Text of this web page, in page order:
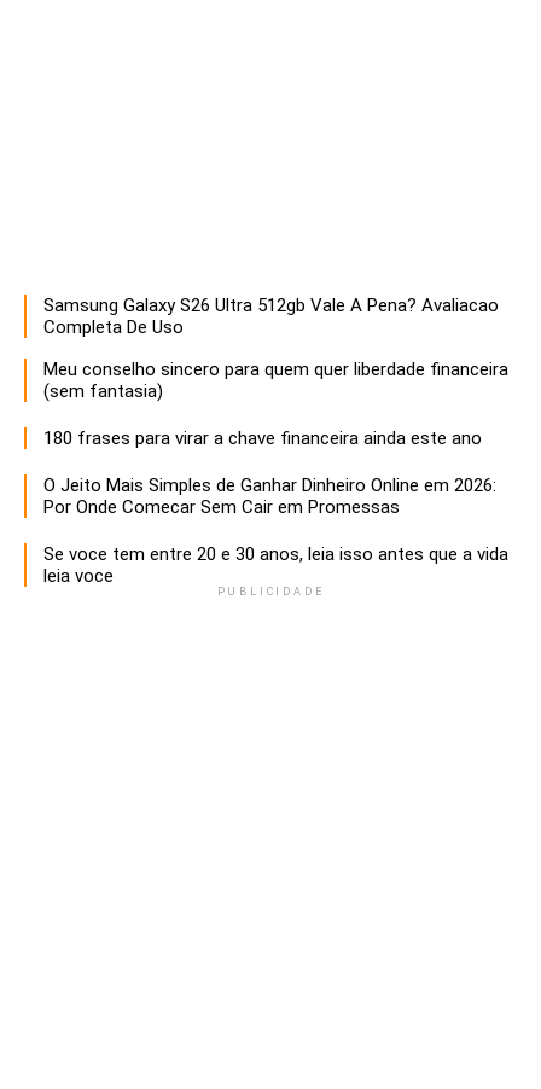
Samsung Galaxy S26 Ultra 512gb Vale A Pena? Avaliacao
Completa De Uso
Meu conselho sincero para quem quer liberdade financeira
(sem fantasia)
180 frases para virar a chave financeira ainda este ano
O Jeito Mais Simples de Ganhar Dinheiro Online em 2026:
Por Onde Comecar Sem Cair em Promessas
Se voce tem entre 20 e 30 anos, leia isso antes que a vida
leia voce
PUBLICIDADE